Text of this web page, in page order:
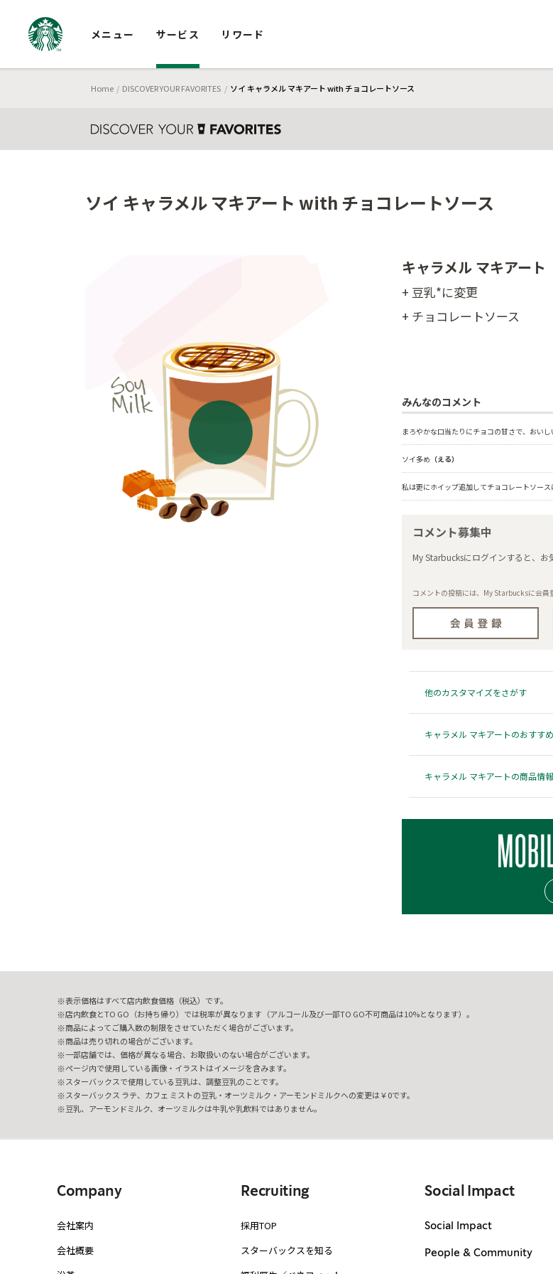
メニュー サービス リワード
Home DISCOVER YOUR FAVORITES ソイ キャラメル マキアート with チョコレートソース
ソイ キャラメル マキアート with チョコレートソース
キャラメル マキアート
+ 豆乳*に変更
+ チョコレートソース
みんなのコメント
まろやかな口当たりにチョコの甘さで、おいし
ソイ多め （える）
私は更にホイップ追加してチョコレートソー
コメント募集中
My Starbucksにログインすると、お
コメントの投稿には、My Starbucksに会員
他のカスタマイズをさがす
キャラメル マキアートのおすす
キャラメル マキアートの商品情報
表示価格はすべて店内飲食価格（税込）です。
店内飲食とTO GO（お持ち帰り）では税率が異なります（アルコール及び一部TO GO不可商品は10%となります）。
商品によってご購入数の制限をさせていただく場合がございます。
商品は売り切れの場合がございます。
一部店舗では、価格が異なる場合、お取扱いのない場合がございます。
ページ内で使用している画像・イラストはイメージを含みます。
スターバックスで使用している豆乳は、調整豆乳のことです。
スターバックス ラテ、カフェ ミストの豆乳・オーツミルク・アーモンドミルクへの変更は￥0です。
豆乳、アーモンドミルク、オーツミルクは牛乳や乳飲料ではありません。
Company
会社案内
会社概要
Recruiting
採用TOP
スターバックスを知る
Social Impact
Social Impact
People & Community